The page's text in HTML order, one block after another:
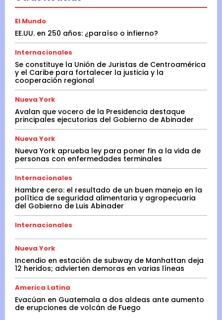
El Mundo
EE.UU. en 250 años: ¿paraíso o infierno?
Internacionales
Se constituye la Unión de Juristas de Centroamérica
y el Caribe para fortalecer la justicia y la
cooperación regional
Nueva York
Avalan que vocero de la Presidencia destaque
principales ejecutorias del Gobierno de Abinader
Nueva York
Nueva York aprueba ley para poner fin a la vida de
personas con enfermedades terminales
Internacionales
Hambre cero: el resultado de un buen manejo en la
política de seguridad alimentaria y agropecuaria
del Gobierno de Luis Abinader
Internacionales
Nueva York
Incendio en estación de subway de Manhattan deja
12 heridos; advierten demoras en varias líneas
America Latina
Evacúan en Guatemala a dos aldeas ante aumento
de erupciones de volcán de Fuego